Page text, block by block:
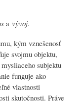
a vývoj.
kým vznešenosť
svojmu objektu,
subjektu
funguje ako
vlastnosti
skutočnosti. Práve